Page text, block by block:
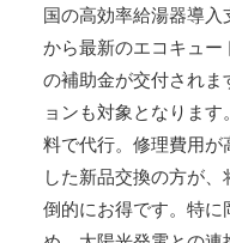
国の高効率給湯器導
から最新のエコキュ
の補助金が交付され
ョンも対象となりま
料で代行。修理費用
した新品交換の方が
倒的にお得です。特